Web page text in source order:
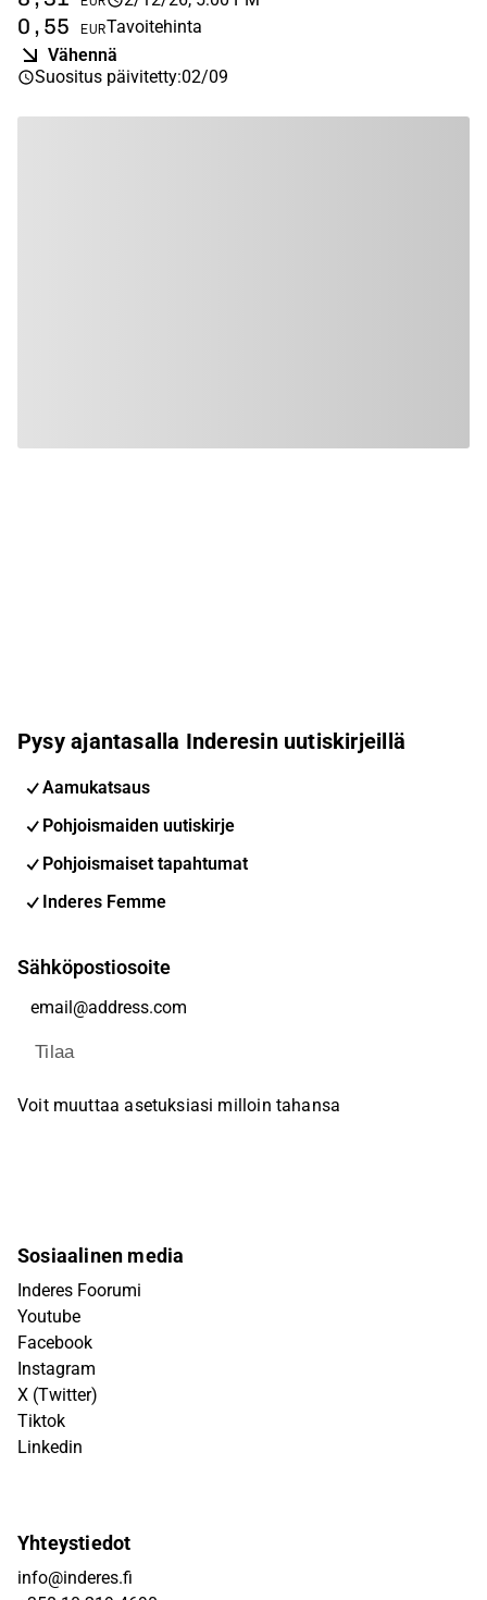
0,55 EURTavoitehinta
Vähennä
Suositus päivitetty:02/09
Pysy ajantasalla Inderesin uutiskirjeillä
Aamukatsaus
Pohjoismaiden uutiskirje
Pohjoismaiset tapahtumat
Inderes Femme
Sähköpostiosoite
Tilaa
Voit muuttaa asetuksiasi milloin tahansa
Sosiaalinen media
Inderes Foorumi
Youtube
Facebook
Instagram
X (Twitter)
Tiktok
Linkedin
Yhteystiedot
info@inderes.fi